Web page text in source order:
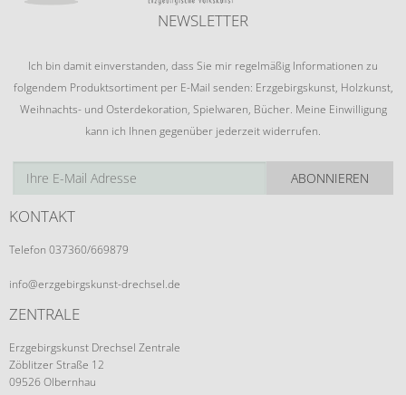
NEWSLETTER
Ich bin damit einverstanden, dass Sie mir regelmäßig Informationen zu
folgendem Produktsortiment per E-Mail senden: Erzgebirgskunst, Holzkunst,
Weihnachts- und Osterdekoration, Spielwaren, Bücher. Meine Einwilligung
kann ich Ihnen gegenüber jederzeit widerrufen.
ABONNIEREN
KONTAKT
Telefon 037360/669879
info@erzgebirgskunst-drechsel.de
ZENTRALE
Erzgebirgskunst Drechsel Zentrale
Zöblitzer Straße 12
09526 Olbernhau